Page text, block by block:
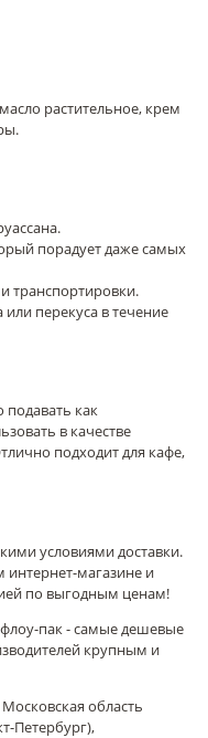
растительное, крем
порадует даже самых
транспортировки.
перекуса в течение
как
в качестве
подходит для кафе,
условиями доставки.
интернет-магазине и
по выгодным ценам!
флоу-пак - самые дешевые
крупным и
область
Петербург),